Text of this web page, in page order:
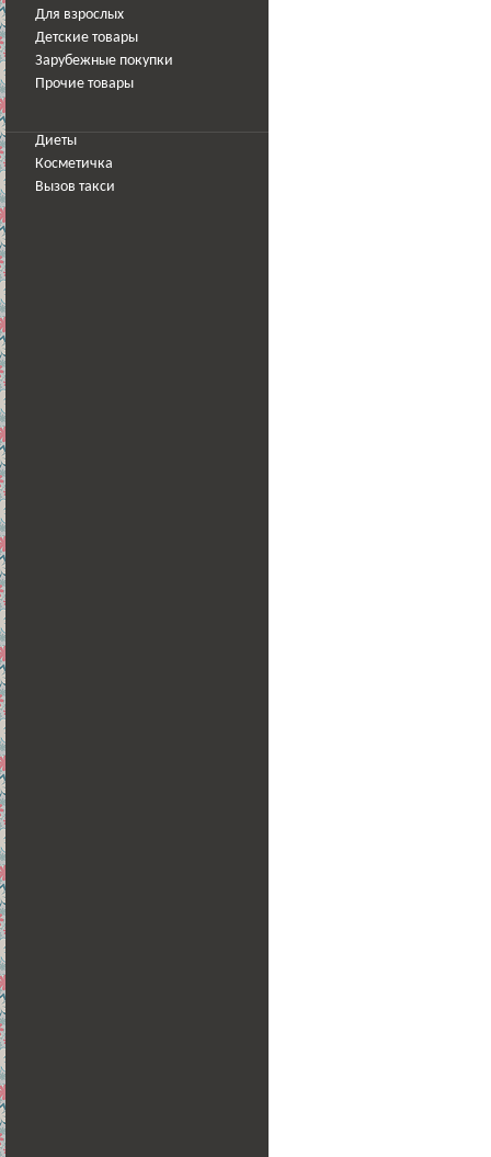
Для взрослых
Детские товары
Зарубежные покупки
Прочие товары
Диеты
Косметичка
Вызов такси